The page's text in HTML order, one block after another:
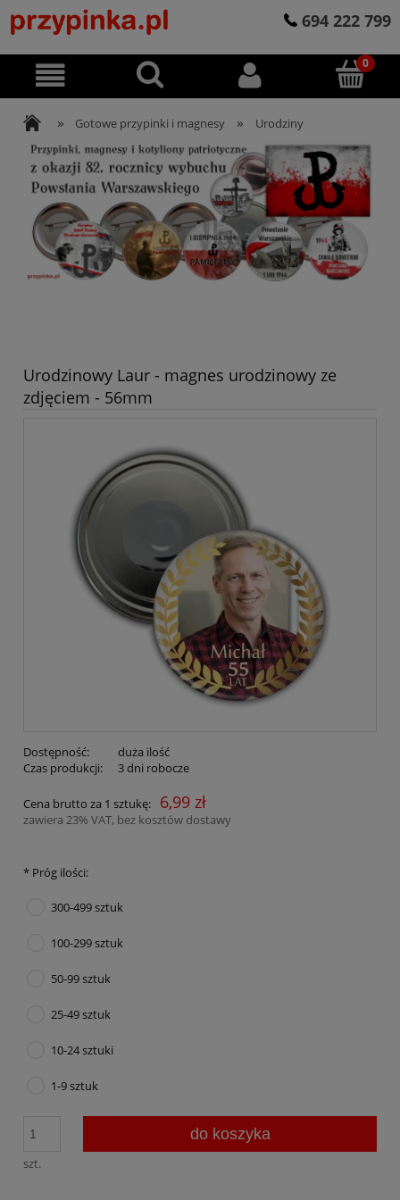
694 222 799
» Gotowe przypinki i magnesy » Urodziny
Urodzinowy Laur - magnes urodzinowy ze
zdjęciem - 56mm
Dostępność:
duża ilość
Czas produkcji:
3 dni robocze
Cena brutto za 1 sztukę: 6,99 zł
zawiera 23% VAT, bez kosztów dostawy
* Próg ilości:
300-499 sztuk
100-299 sztuk
50-99 sztuk
25-49 sztuk
10-24 sztuki
1-9 sztuk
szt.
do koszyka